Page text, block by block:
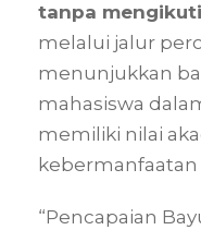
tanpa
melalui jalur
menunjukkan
mahasiswa
memiliki nilai
kebermanfaatan
“Pencapaian